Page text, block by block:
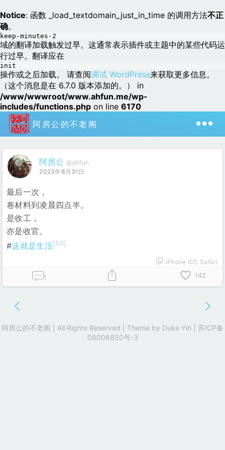
Notice: 函数 _load_textdomain_just_in_time 的调用方法不正
确。
keep-minutes-2
域的翻译加载触发过早。这通常表示插件或主题中的某些代码运
行过早。翻译应在
init
操作或之后加载。 请查阅调试 WordPress来获取更多信息。
（这个消息是在 6.7.0 版本添加的。） in
/www/wwwroot/www.ahfun.me/wp-
includes/functions.php on line 6170
阿房公的不老阁
阿房公 @ahfun
2023年8月31日
最后一次，
卷材料到凌晨四点半。
是收工，
亦是收官。
#这就是生活[69]
iPhone iOS Safari
! 142
阿房公的不老阁 | All Rights Reserved | Theme by Duke Yin
苏ICP备
08006850号-3